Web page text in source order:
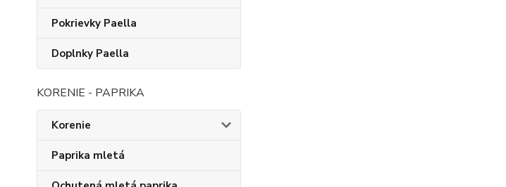
Pokrievky Paella
Doplnky Paella
KORENIE - PAPRIKA
Korenie
Paprika mletá